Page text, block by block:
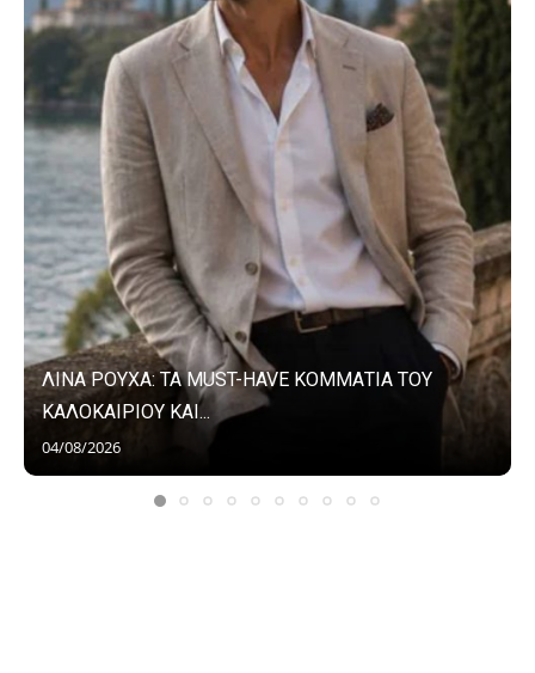
ΛΙΝΑ ΡΟΥΧΑ: ΤΑ MUST-HAVE ΚΟΜΜΑΤΙΑ ΤΟΥ
ΚΑΛΟΚΑΙΡΙΟΥ ΚΑΙ...
04/08/2026